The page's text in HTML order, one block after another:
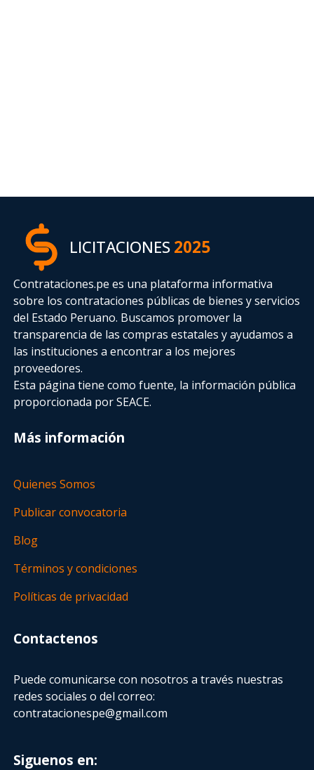
LICITACIONES2025
Contrataciones.pe es una plataforma informativa
sobre los contrataciones públicas de bienes y servicios
del Estado Peruano. Buscamos promover la
transparencia de las compras estatalesy ayudamos a
las instituciones a encontrar a los mejores
proveedores.
Esta página tiene como fuente, la información pública
proporcionada por SEACE.
Más información
Quienes Somos
Publicar convocatoria
Blog
Términos y condiciones
Políticas de privacidad
Contactenos
Puede comunicarse con nosotros a través nuestras
redes sociales o del correo:
contratacionespe@gmail.com
Siguenos en: